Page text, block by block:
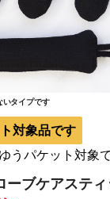
タイプです
対象品です
うパケット対象
ーブケアスティ